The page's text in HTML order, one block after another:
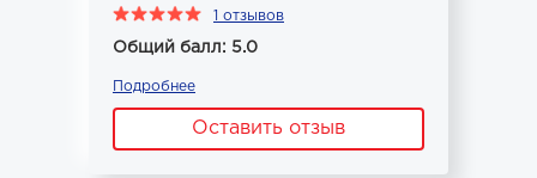
1 отзывов
Общий балл: 5.0
Подробнее
Оставить отзыв